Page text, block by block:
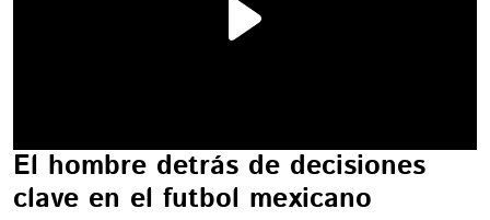
El hombre detrás de decisiones
clave en el futbol mexicano